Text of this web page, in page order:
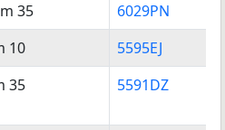
35
6029PN
10
5595EJ
35 5591DZ